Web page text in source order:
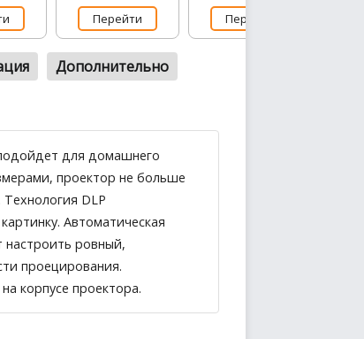
Перейти Перейти
Дополнительно
для домашнего
проектор не больше
DLP
Автоматическая
настроить ровный,
проецирования.
корпусе проектора.